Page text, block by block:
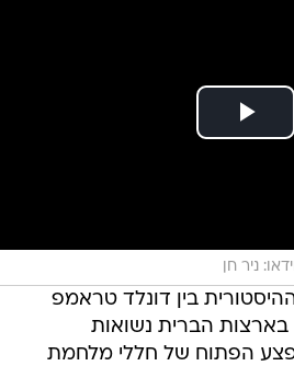
בין דונלד טראמפ
בארצות הברית נשואות
הפתוח של חללי מלחמת